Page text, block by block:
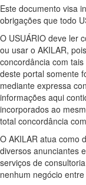
Este documento visa
obrigações que todo
O USUÁRIO deve ler
ou usar o AKILAR,
concordância com
deste portal somente
mediante expressa
informações aqui
incorporados ao
total concordância
O AKILAR atua como
diversos anunciantes
serviços de
nenhum negócio